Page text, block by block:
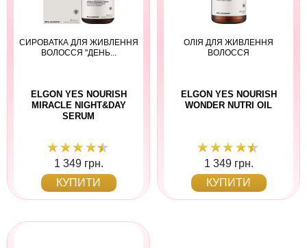
СИРОВАТКА ДЛЯ ЖИВЛЕННЯ
ВОЛОССЯ "ДЕНЬ...
ELGON YES NOURISH
MIRACLE NIGHT&DAY
SERUM
1 349 грн.
КУПИТИ
ОЛІЯ ДЛЯ ЖИВЛЕННЯ
ВОЛОССЯ
ELGON YES NOURISH
WONDER NUTRI OIL
1 349 грн.
КУПИТИ